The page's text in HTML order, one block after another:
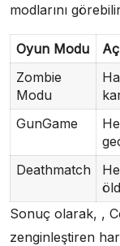
modlarını
Oyun Modu
Zombie
Modu
GunGame
Deathmatch
Sonuç olarak, ,
zenginleştiren